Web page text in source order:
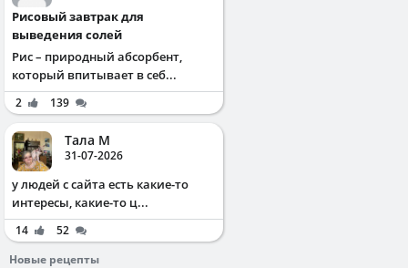
Рисовый завтрак для
выведения солей
Рис – природный абсорбент,
который впитывает в себ...
2 139
Тала М
31-07-2026
у людей с сайта есть какие-то
интересы, какие-то ц...
14
52
Новые рецепты